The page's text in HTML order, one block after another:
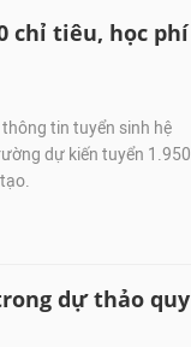
chỉ tiêu, học phí
tin tuyển sinh hệ
dự kiến tuyển 1.950
dự thảo quy